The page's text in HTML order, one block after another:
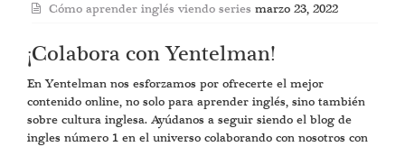
Cómo aprender inglés viendo series marzo 23, 2022
¡Colabora con Yentelman!
En Yentelman nos esforzamos por ofrecerte el mejor
contenido online, no solo para aprender inglés, sino también
sobre cultura inglesa. Ayúdanos a seguir siendo el blog de
ingles número 1 en el universo colaborando con nosotros con